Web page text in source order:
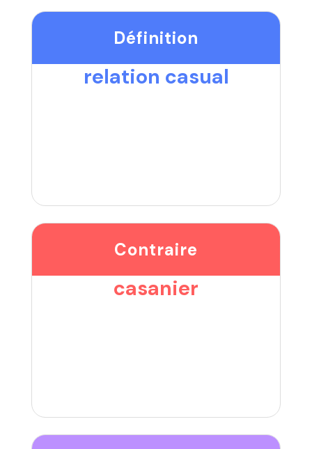
Définition
relation casual
Contraire
casanier